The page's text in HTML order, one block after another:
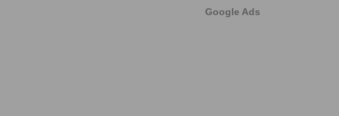
Google Ads